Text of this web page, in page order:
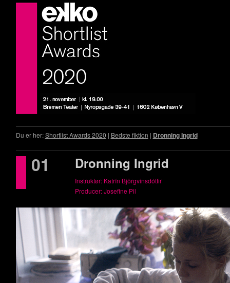
Du er her:Shortlist Awards 2020 | Bedste fiktion | Dronning Ingrid
01 Dronning Ingrid
Instruktør: Katrín Björg­vin­s­dót­tir
Producer: Josefine Pil